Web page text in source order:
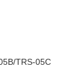
TRS-05C